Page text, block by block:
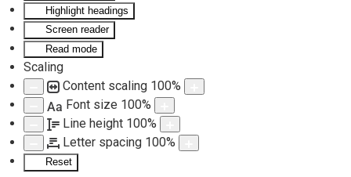
Highlight headings
Screen reader
Read mode
Scaling
Content scaling 100%
Aa Font size 100%
Line height 100%
Letter spacing 100%
Reset